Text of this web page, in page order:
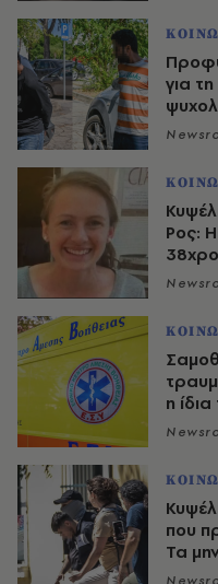
για
Ρος:
η ίδια
που
Τα